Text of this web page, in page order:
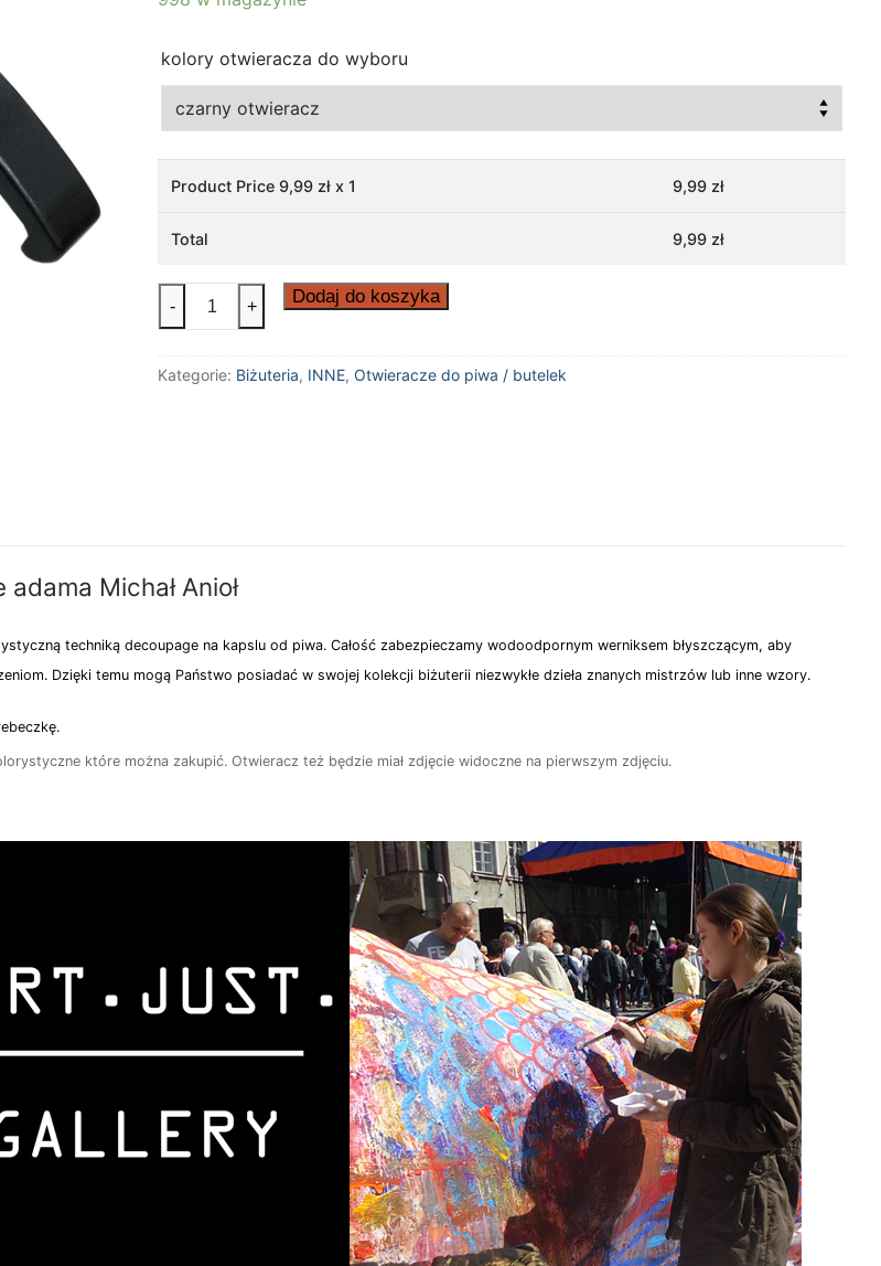
kolory otwieracza do wyboru
Product Price 9,99 zł x 1 9,99 zł
Total 9,99 zł
Otwieracz
piwa
- + Dodaj do koszyka
Kategorie: Biżuteria, INNE, Otwieracze do piwa / butelek
Michał Anioł
techniką decoupage na kapslu od piwa. Całość zabezpieczamy wodoodpornym werniksem błyszczącym, aby
Dzięki temu mogą Państwo posiadać w swojej kolekcji biżuterii niezwykłe dzieła znanych mistrzów lub inne wzory.
które można zakupić. Otwieracz też będzie miał zdjęcie widoczne na pierwszym zdjęciu.